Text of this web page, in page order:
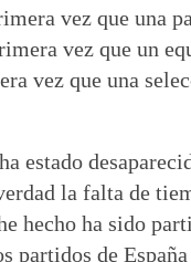
vez que una
vez que un
vez que una
estado
la falta de
hecho ha sido
partidos de